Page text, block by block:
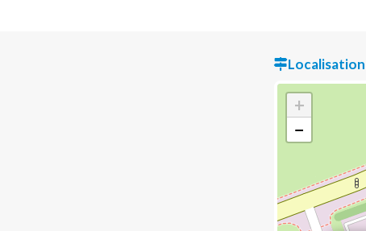
Localisation
+
−